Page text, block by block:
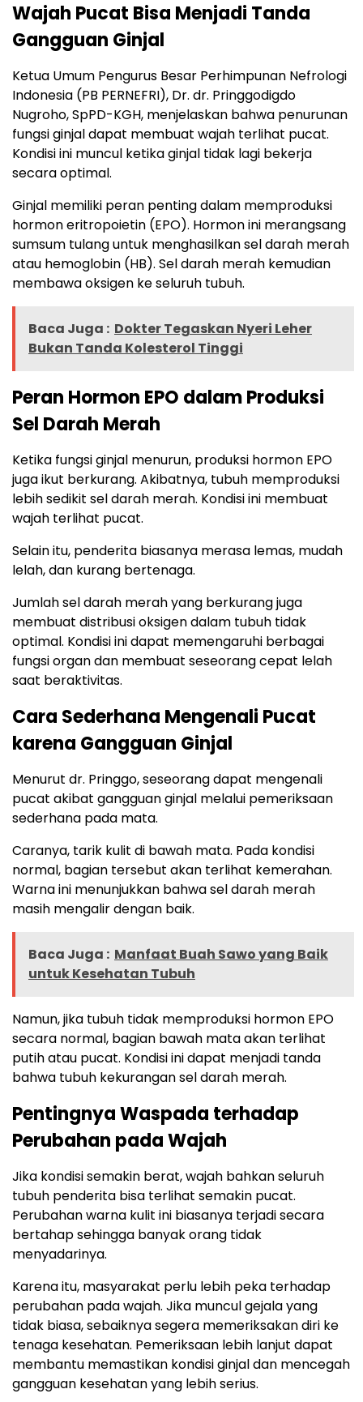
Wajah Pucat Bisa Menjadi Tanda
Gangguan Ginjal
Ketua Umum Pengurus Besar Perhimpunan Nefrologi
Indonesia (PB PERNEFRI), Dr. dr. Pringgodigdo
Nugroho, SpPD-KGH, menjelaskan bahwa penurunan
fungsi ginjal dapat membuat wajah terlihat pucat.
Kondisi ini muncul ketika ginjal tidak lagi bekerja
secara optimal.
Ginjal memiliki peran penting dalam memproduksi
hormon eritropoietin (EPO). Hormon ini merangsang
sumsum tulang untuk menghasilkan sel darah merah
atau hemoglobin (HB). Sel darah merah kemudian
membawa oksigen ke seluruh tubuh.
Baca Juga : Dokter Tegaskan Nyeri Leher
Bukan Tanda Kolesterol Tinggi
Peran Hormon EPO dalam Produksi
Sel Darah Merah
Ketika fungsi ginjal menurun, produksi hormon EPO
juga ikut berkurang. Akibatnya, tubuh memproduksi
lebih sedikit sel darah merah. Kondisi ini membuat
wajah terlihat pucat.
Selain itu, penderita biasanya merasa lemas, mudah
lelah, dan kurang bertenaga.
Jumlah sel darah merah yang berkurang juga
membuat distribusi oksigen dalam tubuh tidak
optimal. Kondisi ini dapat memengaruhi berbagai
fungsi organ dan membuat seseorang cepat lelah
saat beraktivitas.
Cara Sederhana Mengenali Pucat
karena Gangguan Ginjal
Menurut dr. Pringgo, seseorang dapat mengenali
pucat akibat gangguan ginjal melalui pemeriksaan
sederhana pada mata.
Caranya, tarik kulit di bawah mata. Pada kondisi
normal, bagian tersebut akan terlihat kemerahan.
Warna ini menunjukkan bahwa sel darah merah
masih mengalir dengan baik.
Baca Juga : Manfaat Buah Sawo yang Baik
untuk Kesehatan Tubuh
Namun, jika tubuh tidak memproduksi hormon EPO
secara normal, bagian bawah mata akan terlihat
putih atau pucat. Kondisi ini dapat menjadi tanda
bahwa tubuh kekurangan sel darah merah.
Pentingnya Waspada terhadap
Perubahan pada Wajah
Jika kondisi semakin berat, wajah bahkan seluruh
tubuh penderita bisa terlihat semakin pucat.
Perubahan warna kulit ini biasanya terjadi secara
bertahap sehingga banyak orang tidak
menyadarinya.
Karena itu, masyarakat perlu lebih peka terhadap
perubahan pada wajah. Jika muncul gejala yang
tidak biasa, sebaiknya segera memeriksakan diri ke
tenaga kesehatan. Pemeriksaan lebih lanjut dapat
membantu memastikan kondisi ginjal dan mencegah
gangguan kesehatan yang lebih serius.